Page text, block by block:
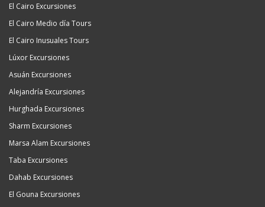
El Cairo Excursiones
El Cairo Medio día Tours
El Cairo Inusuales Tours
Lúxor Excursiones
Asuán Excursiones
Alejandría Excursiones
Hurghada Excursiones
Sharm Excursiones
Marsa Alam Excursiones
Taba Excursiones
Dahab Excursiones
El Gouna Excursiones